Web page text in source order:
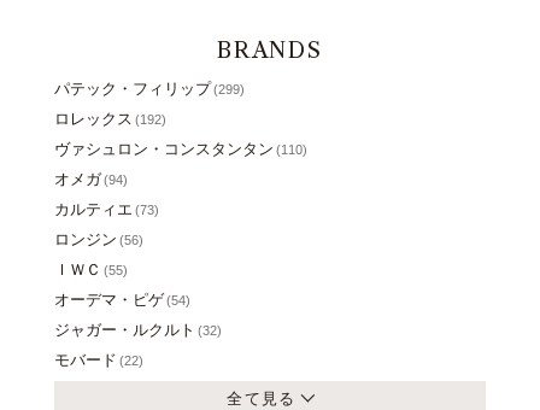
BRANDS
パテック・フィリップ(299)
ロレックス (192)
ヴァシュロン・コンスタンタン (110)
オメガ(94)
カルティエ (73)
ロンジン (56)
ＩＷＣ (55)
オーデマ・ピゲ(54)
ジャガー・ルクルト (32)
モバード (22)
全て見る